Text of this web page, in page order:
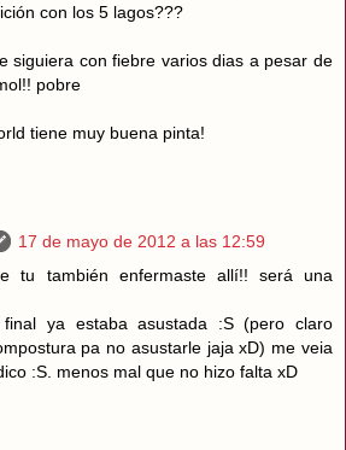
con los 5 lagos???
siguiera con fiebre varios dias a pesar de
pobre
tiene muy buena pinta!
17 de mayo de 2012 a las 12:59
tu también enfermaste allí!! será una
ya estaba asustada :S (pero claro
pa no asustarle jaja xD) me veia
:S. menos mal que no hizo falta xD